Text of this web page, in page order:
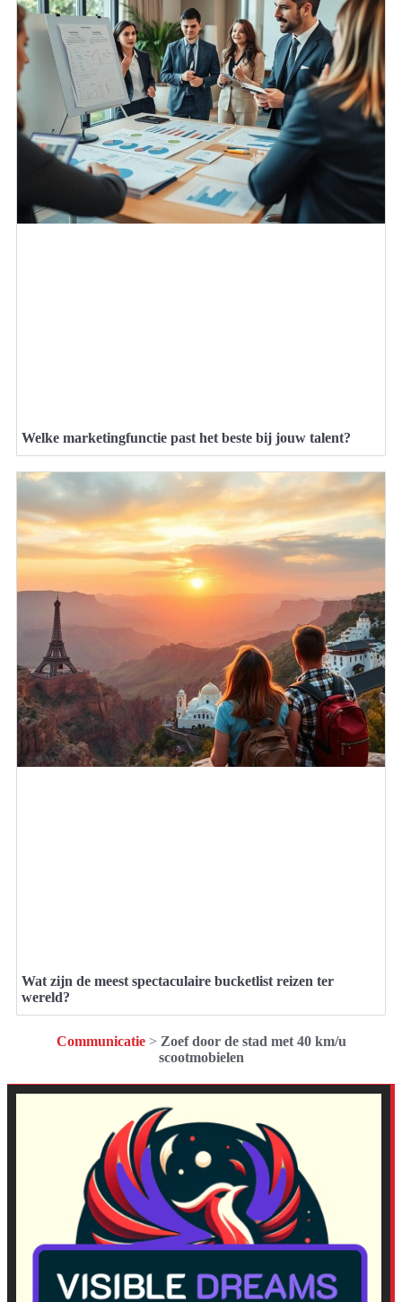
Welke marketingfunctie past het beste bij jouw talent?
Wat zijn de meest spectaculaire bucketlist reizen ter
wereld?
Communicatie> Zoef door de stad met 40 km/u
scootmobielen